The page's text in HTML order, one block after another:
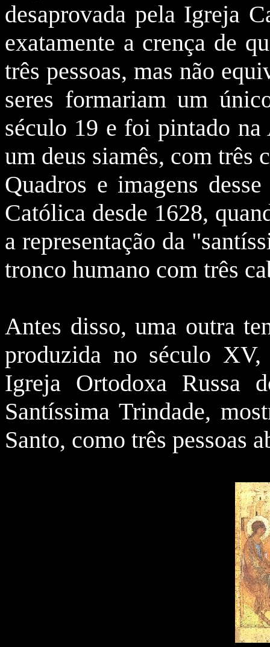
desaprovada pela Igreja
exatamente a crença de
três pessoas, mas não
seres formariam um
século 19 e foi pintado na
um deus siamês, com três
Quadros e imagens
Católica desde 1628,
a representação da
tronco humano com três
Antes disso, uma outra
produzida no século
Igreja Ortodoxa Russa
Santíssima Trindade,
Santo, como três pessoas